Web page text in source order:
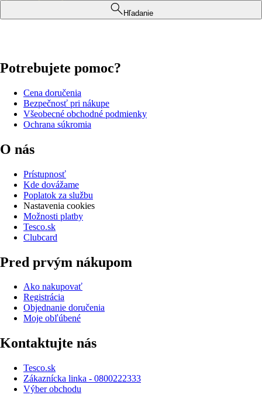
Hľadanie
Potrebujete pomoc?
Cena doručenia
Bezpečnosť pri nákupe
Všeobecné obchodné podmienky
Ochrana súkromia
O nás
Prístupnosť
Kde dovážame
Poplatok za službu
Nastavenia cookies
Možnosti platby
Tesco.sk
Clubcard
Pred prvým nákupom
Ako nakupovať
Registrácia
Objednanie doručenia
Moje obľúbené
Kontaktujte nás
Tesco.sk
Zákaznícka linka - 0800222333
Výber obchodu